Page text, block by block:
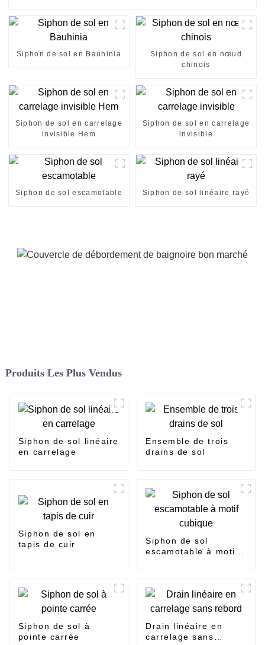
Siphon de sol en Bauhinia
Siphon de sol en nœud
chinois
Siphon de sol en carrelage
invisible Hem
Siphon de sol en carrelage
invisible
Siphon de sol escamotable Siphon de sol linéaire rayé
Produits Les Plus Vendus
Siphon de sol linéaire
en carrelage
Ensemble de trois
drains de sol
Siphon de sol en
tapis de cuir
Siphon de sol
escamotable à motif
Siphon de sol à
pointe carrée
Drain linéaire en
carrelage sans